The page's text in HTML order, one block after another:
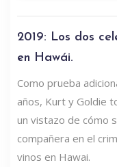
2019: Los dos
en Hawái.
Como prueba
años, Kurt y Goldie
un vistazo de cómo
compañera en el
vinos en Hawai.